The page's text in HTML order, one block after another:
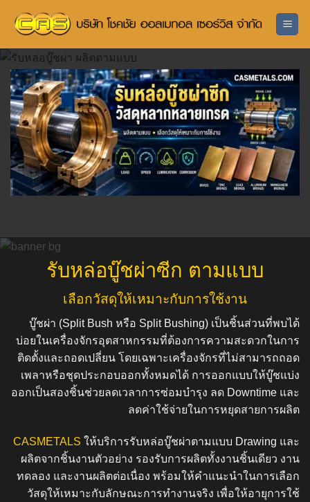
เนื้อหา
รับหล่อบู๊ชผ่าซีก ตามแบบ
เลือกวัสดุให้เหมาะกับการใช้งาน
บู๊ชผ่า (Split Bush หรือ Split Bushing) เป็นชิ้นส่วนที่พบได้
บ่อยในเครื่องจักรอุตสาหกรรมที่ต้องการความสะดวกในการ
ติดตั้งและถอดเปลี่ยน โดยเฉพาะเครื่องจักรที่ไม่สามารถถอด
เพลาหรือชุดประกอบออกทั้งหมดได้ การออกแบบให้บู๊ชแบ่ง
ออกเป็นสองชิ้นช่วยลดเวลาการซ่อมบำรุง ลด Downtime และ
ลดค่าใช้จ่ายในการหยุดสายการผลิต
CASMETALS ให้บริการรับหล่อบู๊ชผ่าตามแบบ Drawing และ
ผลิตจากชิ้นงานตัวอย่าง รองรับการผลิตทั้งงานชิ้นเดียว งาน
ทดลอง และงานผลิตต่อเนื่อง พร้อมให้คำแนะนำในการเลือก
วัสดุให้เหมาะกับลักษณะการทำงานจริง เพื่อให้อายุการใช้